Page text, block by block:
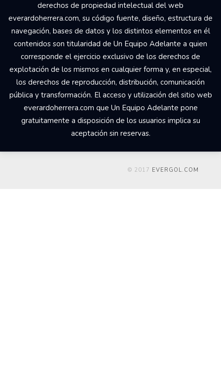
derechos de propiedad intelectual del web
everardoherrera.com, su código fuente, diseño, estructura de
navegación, bases de datos y los distintos elementos en él
contenidos son titularidad de Un Equipo Adelante a quien
corresponde el ejercicio exclusivo de los derechos de
explotación de los mismos en cualquier forma y, en especial,
los derechos de reproducción, distribución, comunicación
pública y transformación. El acceso y utilización del sitio web
everardoherrera.com que Un Equipo Adelante pone
gratuitamente a disposición de los usuarios implica su
aceptación sin reservas.
© 2017 EVERGOL.COM